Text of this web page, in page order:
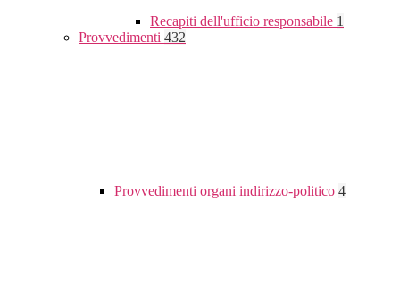
Recapiti dell'ufficio responsabile 1
Provvedimenti 432
Provvedimenti organi indirizzo-politico 4